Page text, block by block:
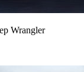
Wrangler